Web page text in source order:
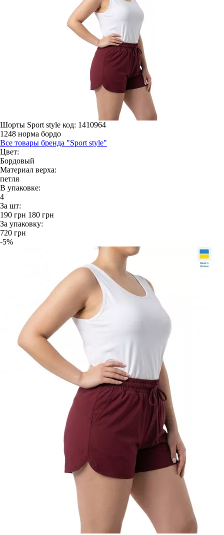
Шорты Sport style код: 1410964
1248 норма бордо
Все товары бренда "Sport style"
Цвет:
Бордовый
Материал верха:
петля
В упаковке:
4
За шт:
190 грн 180 грн
За упаковку:
720 грн
-5%